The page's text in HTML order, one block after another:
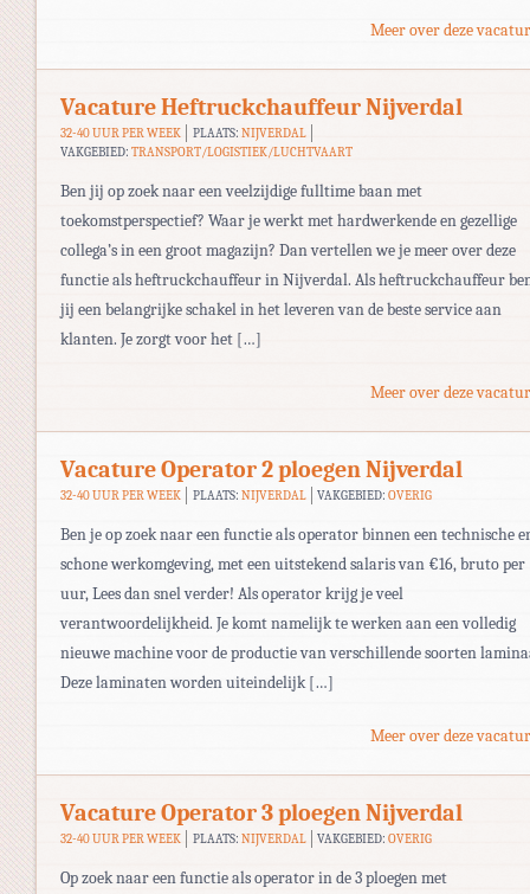
Meer over deze
Vacature Heftruckchauffeur Nijverdal
32-40 UUR PER WEEK PLAATS: NIJVERDAL
VAKGEBIED: TRANSPORT/LOGISTIEK/LUCHTVAART
Ben jij op zoek naar een veelzijdige fulltime baan met
toekomstperspectief? Waar je werkt met hardwerkende en gezellige
collega’s in een groot magazijn? Dan vertellen we je meer over deze
functie als heftruckchauffeur in Nijverdal. Als heftruckchauffeur
jij een belangrijke schakel in het leveren van de beste service aan
klanten. Je zorgt voor het […]
Meer over deze
Vacature Operator 2 ploegen Nijverdal
32-40 UUR PER WEEK PLAATS: NIJVERDAL VAKGEBIED:OVERIG
Ben je op zoek naar een functie als operator binnen een technische
schone werkomgeving, met een uitstekend salaris van €16, bruto per
uur, Lees dan snel verder! Als operator krijg je veel
verantwoordelijkheid. Je komt namelijk te werken aan een volledig
nieuwe machine voor de productie van verschillende soorten
Deze laminaten worden uiteindelijk […]
Meer over deze
Vacature Operator 3 ploegen Nijverdal
32-40 UUR PER WEEK PLAATS: NIJVERDAL VAKGEBIED:OVERIG
Op zoek naar een functie als operator in de 3 ploegen met